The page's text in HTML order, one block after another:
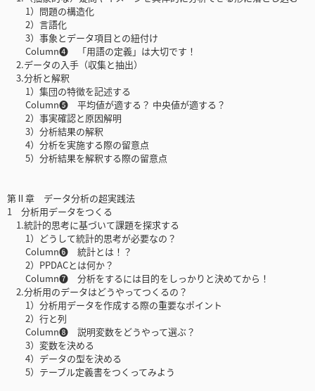
1）問題の構造化
2）言語化
3）事象とデータ項目との紐付け
Column❹ 「用語の定義」は大切です！
2.データの入手（収集と抽出）
3.分析と解釈
1）集団の特徴を記述する
Column❺ 平均値が適する？ 中央値が適する？
2）事実確認と原因解明
3）分析結果の解釈
4）分析を実施する際の留意点
5）分析結果を解釈する際の留意点
第Ⅱ章 データ分析の超実践法
1 分析用データをつくる
1.統計的思考に基づいて課題を探求する
1）どうして統計的思考が必要なの？
Column❻ 統計とは！？
2）PPDACとは何か？
Column❼ 分析をするには目的をしっかりと決めてから！
2.分析用のデータはどうやってつくるの？
1）分析用データを作成する際の重要なポイント
2）行と列
Column❽ 説明変数をどうやって選ぶ？
3）変数を決める
4）データの型を決める
5）テーブル定義書をつくってみよう